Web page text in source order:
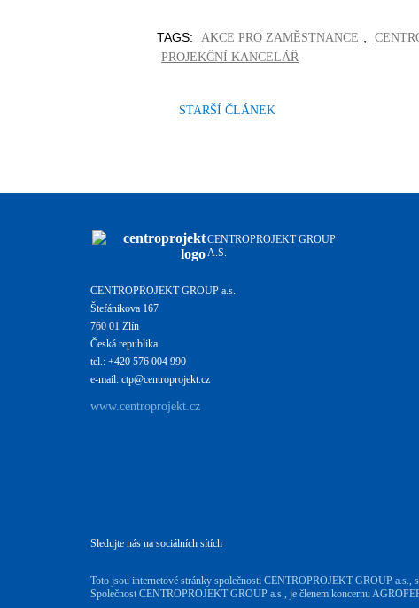
TAGS: AKCE PRO ZAMĚSTNANCE
PROJEKČNÍ KANCELÁŘ
STARŠÍ ČLÁNEK
CENTROPROJEKT GROUP
A.S.
CENTROPROJEKT GROUP a.s.
Štefánikova 167
760 01 Zlín
Česká republika
tel.: +420 576 004 990
e-mail: ctp@centroprojekt.cz
www.centroprojekt.cz
Sledujte nás na sociálních sítích
Toto jsou internetové stránky společnosti CENTROPROJEKT GROUP
Společnost CENTROPROJEKT GROUP a.s., je členem koncernu